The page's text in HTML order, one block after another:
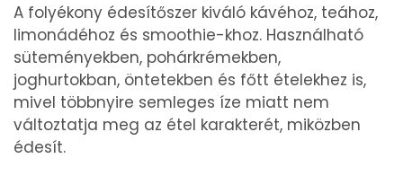
A folyékony édesítőszer kiváló kávéhoz, teához,
limonádéhoz és smoothie-khoz. Használható
süteményekben, pohárkrémekben,
joghurtokban, öntetekben és főtt ételekhez is,
mivel többnyire semleges íze miatt nem
változtatja meg az étel karakterét, miközben
édesít.